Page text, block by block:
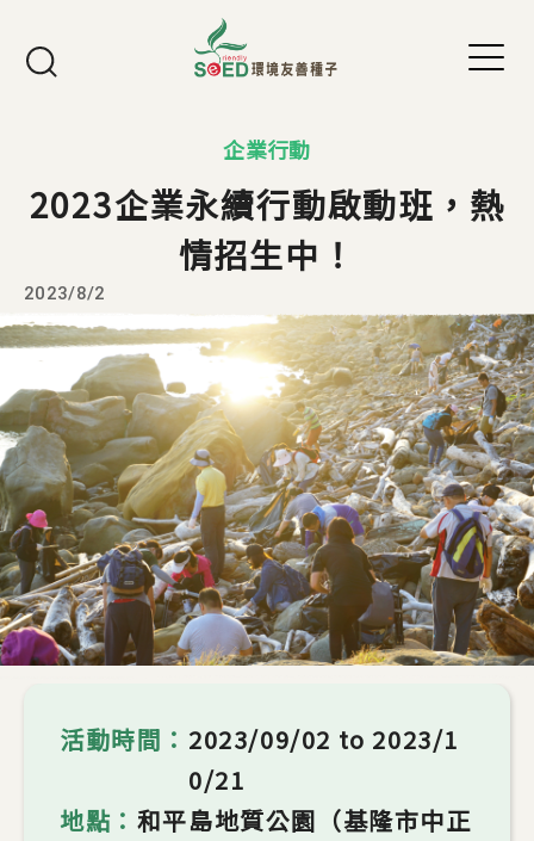
Jump to Navigation
Jump to Main content
企業行動
2023企業永續行動啟動班，熱
情招生中！
2023/8/2
活動時間 2023/09/02 to 2023/1
0/21
地點
和平島地質公園（基隆市中正